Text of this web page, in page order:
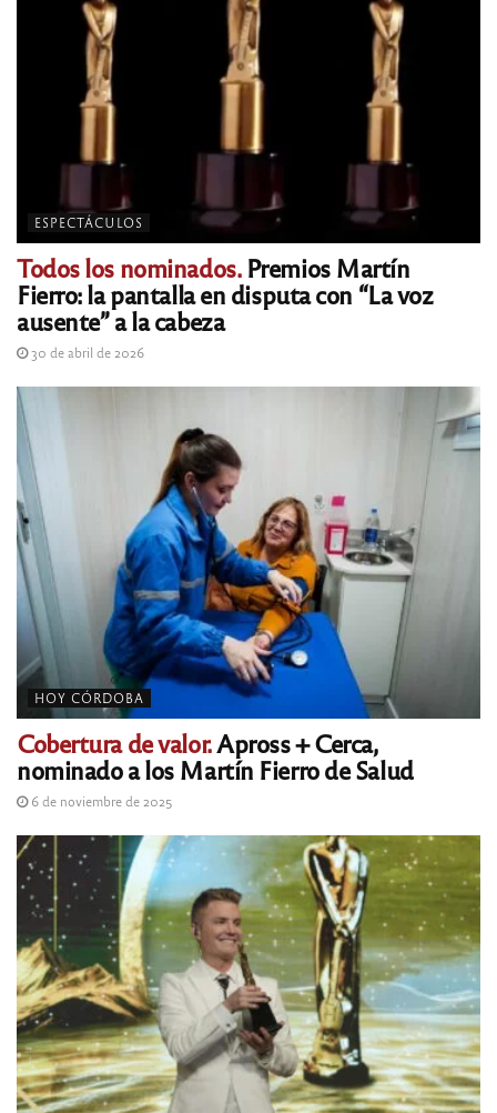
ESPECTÁCULOS
Todos los nominados.Premios Martín
Fierro: la pantalla en disputa con “La voz
ausente” a la cabeza
30 de abril de 2026
HOY CÓRDOBA
Cobertura de valor.Apross + Cerca,
nominado a los Martín Fierro de Salud
6 de noviembre de 2025